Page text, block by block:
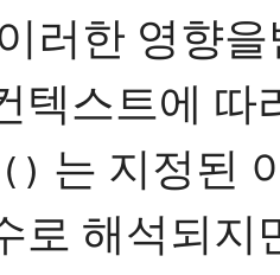
러한 영향
텍스트에 따
() 는 지정된
로 해석되